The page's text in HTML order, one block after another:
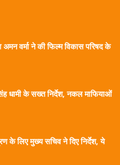
अमन वर्मा ने की फिल्म विकास परिषद के
धामी के सख्त निर्देश, नकल माफियाओं
के लिए मुख्य सचिव ने दिए निर्देश, ये